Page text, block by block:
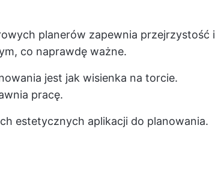
planerów zapewnia przejrzystość i
co naprawdę ważne.
jest jak wisienka na torcie.
pracę.
estetycznych aplikacji do planowania.